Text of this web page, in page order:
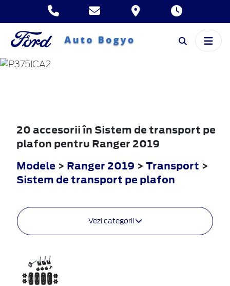
RANGER
20 accesorii în Sistem de transport pe
plafon pentru Ranger 2019
Modele > Ranger 2019 > Transport >
Sistem de transport pe plafon
Vezi categorii